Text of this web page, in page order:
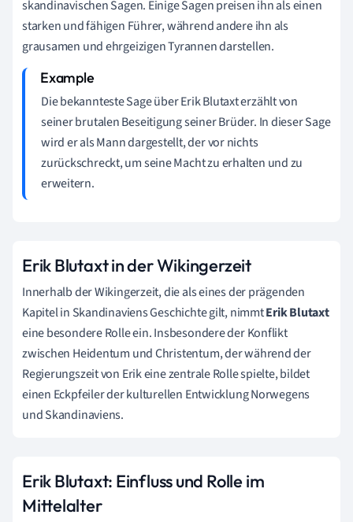
skandinavischen Sagen. Einige Sagen preisen ihn als einen
starken und fähigen Führer, während andere ihn als
grausamen und ehrgeizigen Tyrannen darstellen.
Die bekannteste Sage über Erik Blutaxt erzählt von
seiner brutalen Beseitigung seiner Brüder. In dieser Sage
wird er als Mann dargestellt, der vor nichts
zurückschreckt, um seine Macht zu erhalten und zu
erweitern.
Erik Blutaxt in der Wikingerzeit
Innerhalb der Wikingerzeit, die als eines der prägenden
Kapitel in Skandinaviens Geschichte gilt, nimmtErik Blutaxt
eine besondere Rolle ein. Insbesondere der Konflikt
zwischen Heidentum und Christentum, der während der
Regierungszeit von Erik eine zentrale Rolle spielte, bildet
einen Eckpfeiler der kulturellen Entwicklung Norwegens
und Skandinaviens.
Erik Blutaxt: Einfluss und Rolle im
Mittelalter